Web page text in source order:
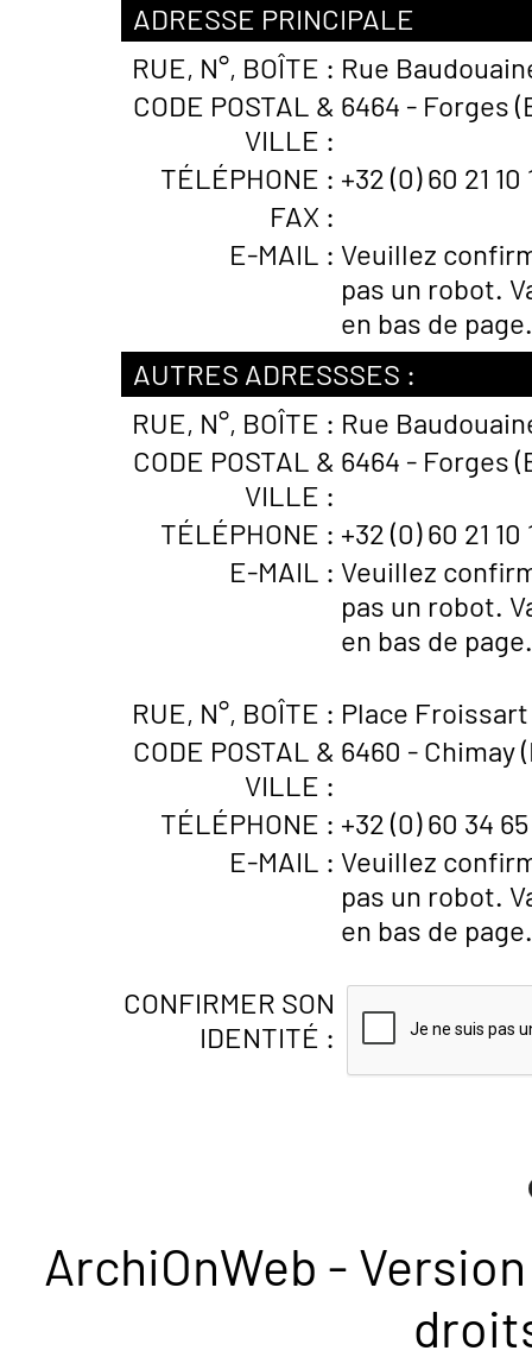
ADRESSE PRINCIPALE
RUE, N°, BOÎTE : Rue
CODE POSTAL &
VILLE :
6464 - Forges
TÉLÉPHONE : +32 (0) 60 21 10
FAX :
E-MAIL : Veuillez
pas un robot.
en bas de page.
AUTRES ADRESSSES :
RUE, N°, BOÎTE : Rue
CODE POSTAL &
VILLE :
6464 - Forges
TÉLÉPHONE : +32 (0) 60 21 10
E-MAIL : Veuillez
pas un robot.
en bas de page.
RUE, N°, BOÎTE : Place Froissart
CODE POSTAL &
VILLE :
6460 - Chimay
TÉLÉPHONE : +32 (0) 60 34
E-MAIL : Veuillez
pas un robot.
en bas de page.
CONFIRMER SON
IDENTITÉ :
ArchiOnWeb -